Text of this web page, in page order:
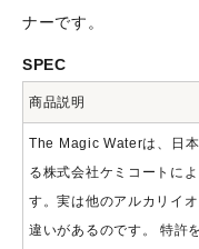
ナーです。
SPEC
商品説明
The Magic Waterは、日
る株式会社ケミコートに
す。実は他のアルカリイ
違いがあるのです。 特許